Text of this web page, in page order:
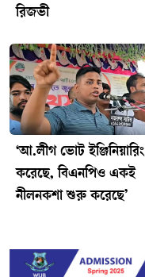
রিজভী
‘আ.লীগ ভোট ইঞ্জিনিয়ারিং
করেছে, বিএনপিও একই
নীলনকশা শুরু করেছে’